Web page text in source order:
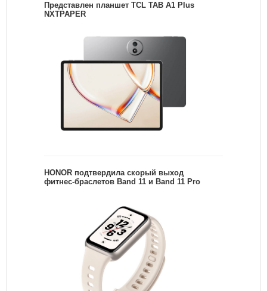
Представлен планшет TCL TAB A1 Plus
NXTPAPER
HONOR подтвердила скорый выход
фитнес-браслетов Band 11 и Band 11 Pro